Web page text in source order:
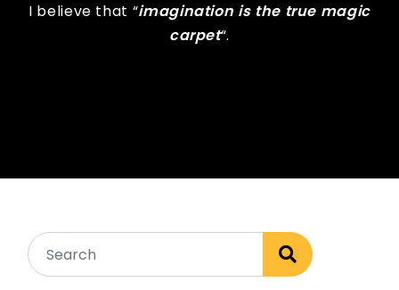
I believe that “imagination is the true magic
carpet“.